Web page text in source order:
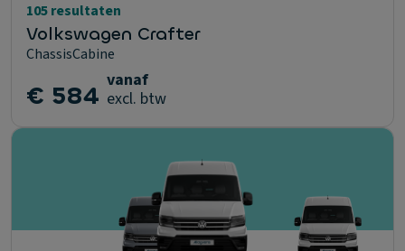
105 resultaten
Volkswagen Crafter
ChassisCabine
€ 584 vanaf
excl. btw